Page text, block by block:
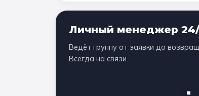
Личный менеджер
Ведёт группу от заявки до
Всегда на связи.